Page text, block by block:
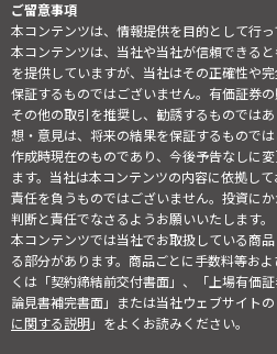
ご留意事項
本コンテンツは、情報提供を目的として行っ
本コンテンツは、当社や当社が信頼できる
を提供していますが、当社はその正確性や
保証するものではございません。有価証券の
その他の取引を推奨し、勧誘するものでは
想・意見は、将来の結果を保証するもので
作成時現在のものであり、今後予告なしに
ます。当社は本コンテンツの内容に依拠し
責任を負うものではございません。投資に
判断と責任でなさるようお願いいたします。
本コンテンツでは当社でお取扱している商
る部分があります。商品ごとに手数料等お
くは「契約締結前交付書面」、「上場有価
論見書補完書面」または当社ウェブサイト
に関する説明」をよくお読みください。